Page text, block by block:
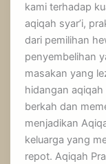
kami terhadap
aqiqah syar’i,
dari pemilihan
penyembelihan
masakan yang
hidangan
berkah dan
menjadikan
keluarga yang
repot. Aqiqah